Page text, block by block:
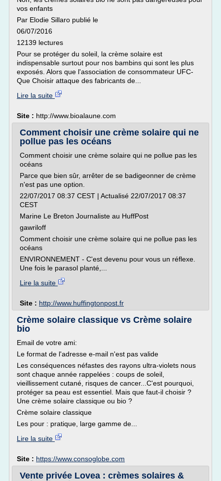
vos enfants
Par Elodie Sillaro publié le
06/07/2016
12139 lectures
Pour se protéger du soleil, la crème solaire est
indispensable surtout pour nos bambins qui sont les plus
exposés. Alors que l'association de consommateur UFC-
Que Choisir attaque des fabricants de...
Lire la suite
Site : http://www.bioalaune.com
Comment choisir une crème solaire qui ne
pollue pas les océans
Comment choisir une crème solaire qui ne pollue pas les
océans
Parce que bien sûr, arrêter de se badigeonner de crème
n'est pas une option.
22/07/2017 08:37 CEST | Actualisé 22/07/2017 08:37
CEST
Marine Le Breton Journaliste au HuffPost
gawriloff
Comment choisir une crème solaire qui ne pollue pas les
océans
ENVIRONNEMENT - C'est devenu pour vous un réflexe.
Une fois le parasol planté,...
Lire la suite
Site : http://www.huffingtonpost.fr
Crème solaire classique vs Crème solaire
bio
Email de votre ami:
Le format de l'adresse e-mail n'est pas valide
Les conséquences néfastes des rayons ultra-violets nous
sont chaque année rappelées : coups de soleil,
vieillissement cutané, risques de cancer...C'est pourquoi,
protéger sa peau est essentiel. Mais que faut-il choisir ?
Une crème solaire classique ou bio ?
Crème solaire classique
Les pour : pratique, large gamme de...
Lire la suite
Site : https://www.consoglobe.com
Vente privée Lovea : crèmes solaires &